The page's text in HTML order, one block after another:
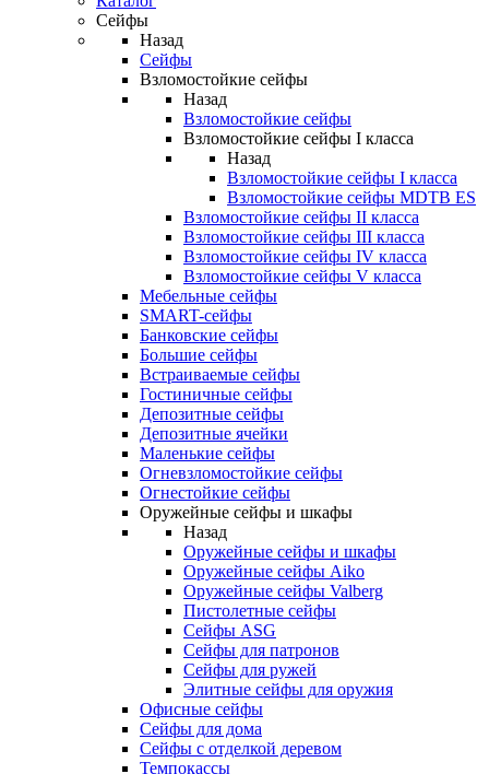
Сейфы
Назад
Сейфы
Взломостойкие сейфы
Назад
Взломостойкие сейфы
Взломостойкие сейфы I класса
Назад
Взломостойкие сейфы I класса
Взломостойкие сейфы MDTB ES
Взломостойкие сейфы II класса
Взломостойкие сейфы III класса
Взломостойкие сейфы IV класса
Взломостойкие сейфы V класса
Мебельные сейфы
SMART-сейфы
Банковские сейфы
Большие сейфы
Встраиваемые сейфы
Гостиничные сейфы
Депозитные сейфы
Депозитные ячейки
Маленькие сейфы
Огневзломостойкие сейфы
Огнестойкие сейфы
Оружейные сейфы и шкафы
Назад
Оружейные сейфы и шкафы
Оружейные сейфы Aiko
Оружейные сейфы Valberg
Пистолетные сейфы
Сейфы ASG
Сейфы для патронов
Сейфы для ружей
Элитные сейфы для оружия
Офисные сейфы
Сейфы для дома
Сейфы с отделкой деревом
Темпокассы